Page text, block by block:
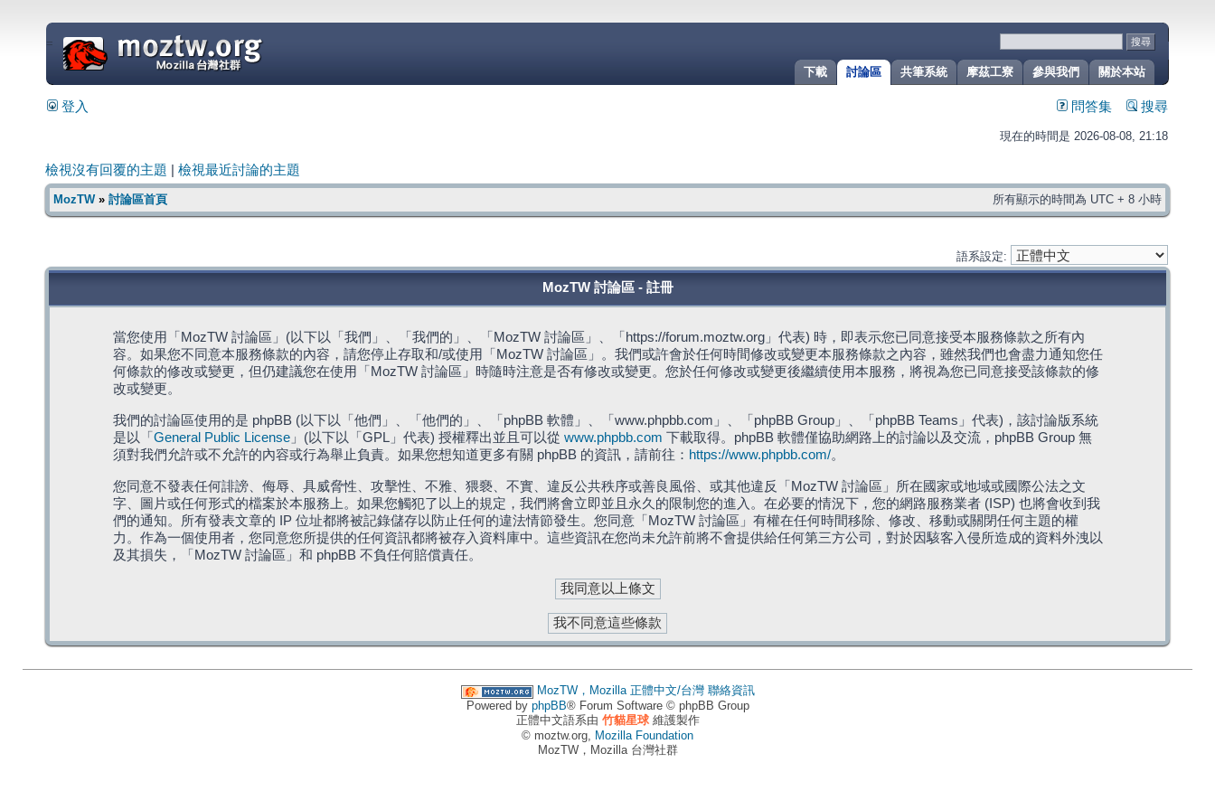
關於本站
參與我們
摩茲工寮
共筆系統
討論區
下載
=
登入 問答集 搜尋
現在的時間是 2026-08-08, 21:18
檢視沒有回覆的主題 檢視最近討論的主題
MozTW» 討論區首頁 所有顯示的時間為 UTC + 8 小時
語系設定:
MozTW 討論區 - 註冊
當您使用「MozTW 討論區」(以下以「我們」、「我們的」、「MozTW 討論區」、「https://forum.moztw.org」代表) 時，即表示您已同意接受本服務條款之所有內
容。如果您不同意本服務條款的內容，請您停止存取和/或使用「MozTW 討論區」。我們或許會於任何時間修改或變更本服務條款之內容，雖然我們也會盡力通知您任
何條款的修改或變更，但仍建議您在使用「MozTW 討論區」時隨時注意是否有修改或變更。您於任何修改或變更後繼續使用本服務，將視為您已同意接受該條款的修
改或變更。
我們的討論區使用的是 phpBB (以下以「他們」、「他們的」、「phpBB 軟體」、「www.phpbb.com」、「phpBB Group」、「phpBB Teams」代表)，該討論版系統
是以「 General Public License」(以下以「GPL」代表) 授權釋出並且可以從 www.phpbb.com 下載取得。phpBB 軟體僅協助網路上的討論以及交流，phpBB Group 無
須對我們允許或不允許的內容或行為舉止負責。如果您想知道更多有關 phpBB 的資訊，請前往： https://www.phpbb.com/。
您同意不發表任何誹謗、侮辱、具威脅性、攻擊性、不雅、猥褻、不實、違反公共秩序或善良風俗、或其他違反「MozTW 討論區」所在國家或地域或國際公法之文
字、圖片或任何形式的檔案於本服務上。如果您觸犯了以上的規定，我們將會立即並且永久的限制您的進入。在必要的情況下，您的網路服務業者 (ISP) 也將會收到我
們的通知。所有發表文章的 IP 位址都將被記錄儲存以防止任何的違法情節發生。您同意「MozTW 討論區」有權在任何時間移除、修改、移動或關閉任何主題的權
力。作為一個使用者，您同意您所提供的任何資訊都將被存入資料庫中。這些資訊在您尚未允許前將不會提供給任何第三方公司，對於因駭客入侵所造成的資料外洩以
及其損失，「MozTW 討論區」和 phpBB 不負任何賠償責任。
MozTW，Mozilla 正體中文/台灣 聯絡資訊
Powered by phpBB® Forum Software © phpBB Group
正體中文語系由 竹貓星球維護製作
© moztw.org, Mozilla Foundation
MozTW，Mozilla 台灣社群